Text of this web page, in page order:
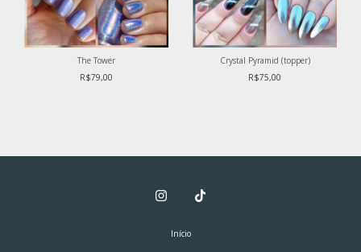
The Tower
R$79,00
Crystal Pyramid (topper)
R$75,00
Início